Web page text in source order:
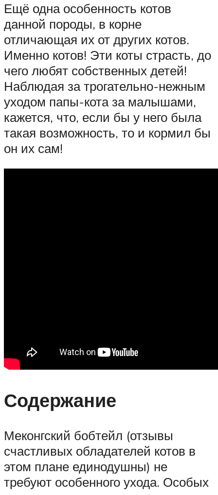
Ещё одна особенность котов
данной породы, в корне
отличающая их от других котов.
Именно котов! Эти коты страсть, до
чего любят собственных детей!
Наблюдая за трогательно-нежным
уходом папы-кота за малышами,
кажется, что, если бы у него была
такая возможность, то и кормил бы
он их сам!
Содержание
Меконгский бобтейл (отзывы
счастливых обладателей котов в
этом плане единодушны) не
требуют особенного ухода. Особых